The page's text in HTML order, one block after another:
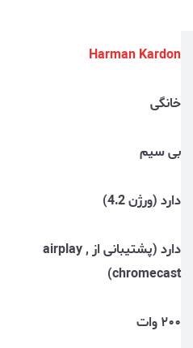
Harman Kardon
خانگی
بی سیم
دارد (ورژن 4.2)
دارد (پشتیبانی از airplay ,
chromecast)
۲۰۰ وات